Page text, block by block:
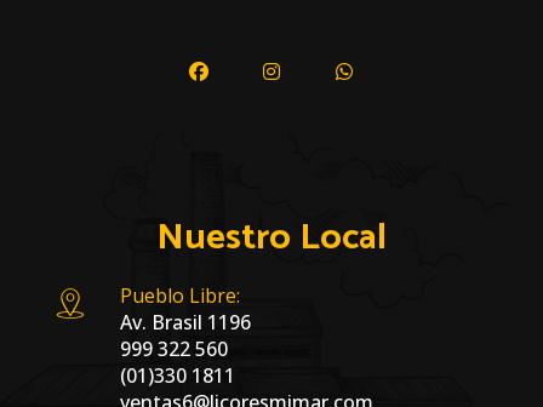
Nuestro Local
Pueblo Libre:
Av. Brasil 1196
999 322 560
(01)330 1811